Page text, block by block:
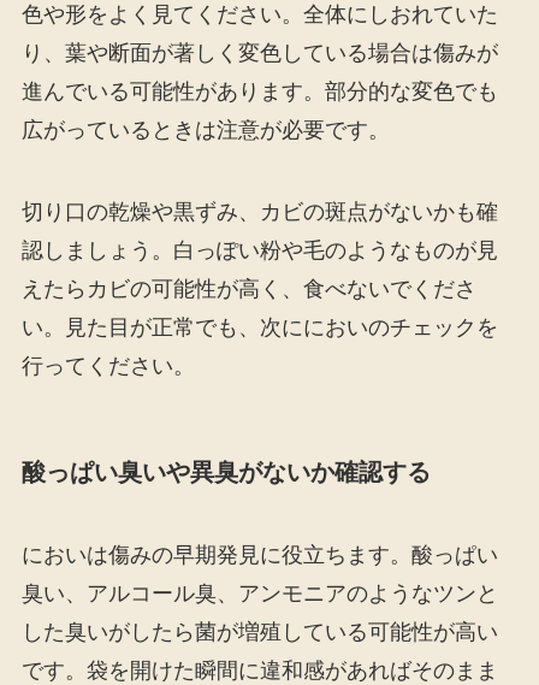
色や形をよく見てください。全体にしおれていた
り、葉や断面が著しく変色している場合は傷みが
進んでいる可能性があります。部分的な変色でも
広がっているときは注意が必要です。
切り口の乾燥や黒ずみ、カビの斑点がないかも確
認しましょう。白っぽい粉や毛のようなものが見
えたらカビの可能性が高く、食べないでくださ
い。見た目が正常でも、次ににおいのチェックを
行ってください。
酸っぱい臭いや異臭がないか確認する
においは傷みの早期発見に役立ちます。酸っぱい
臭い、アルコール臭、アンモニアのようなツンと
した臭いがしたら菌が増殖している可能性が高い
です。袋を開けた瞬間に違和感があればそのまま